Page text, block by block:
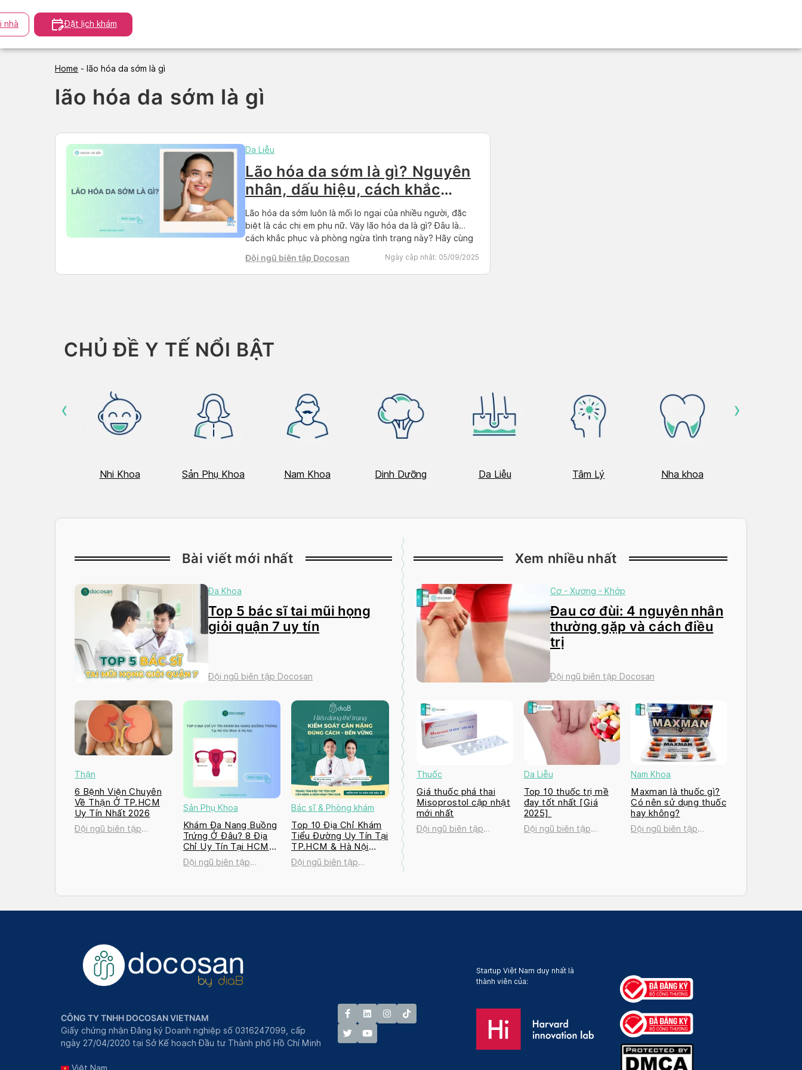
to
content
nhà Đặt lịch khám
Home - lão hóa da sớm là gì
lão hóa da sớm là gì
Da Liễu
Lão hóa da sớm là gì? Nguyên
nhân, dấu hiệu, cách khắc
phục hiệu quả
Lão hóa da sớm luôn là mối lo ngại của nhiều người, đặc
biệt là các chị em phụ nữ. Vậy lão hóa da là gì? Đâu là
cách khắc phục và phòng ngừa tình trạng này? Hãy cùng
phục hiệu quả qua […]
Đội ngũ biên tập Docosan Ngày cập nhật: 05/09/2025
CHỦ ĐỀ Y TẾ NỔI BẬT
Nhi Khoa Sản Phụ Khoa Nam Khoa Dinh Dưỡng Da Liễu Tâm Lý Nha khoa
‹ ›
Bài viết mới nhất
Đa Khoa
Top 5 bác sĩ tai mũi họng
giỏi quận 7 uy tín
Đội ngũ biên tập Docosan
Thận
6 Bệnh Viện Chuyên
Về Thận Ở TP.HCM
Uy Tín Nhất 2026
Đội ngũ biên tập
Sản Phụ Khoa
Khám Đa Nang Buồng
Trứng Ở Đâu? 8 Địa
Chỉ Uy Tín Tại HCM
và Hà Nội 2026
Đội ngũ biên tập
Bác sĩ & Phòng khám
Top 10 Địa Chỉ Khám
Tiểu Đường Uy Tín Tại
TP.HCM & Hà Nội
2026
Đội ngũ biên tập
Xem nhiều nhất
Cơ - Xương - Khớp
Đau cơ đùi: 4 nguyên nhân
thường gặp và cách điều
trị
Đội ngũ biên tập Docosan
Thuốc
Giá thuốc phá thai
Misoprostol cập nhật
mới nhất
Đội ngũ biên tập
Da Liễu
Top 10 thuốc trị mề
đay tốt nhất [Giá
2025]
Đội ngũ biên tập
Nam Khoa
Maxman là thuốc gì?
Có nên sử dụng thuốc
hay không?
Đội ngũ biên tập
CÔNG TY TNHH DOCOSAN VIETNAM
Giấy chứng nhận Đăng ký Doanh nghiệp số 0316247099, cấp
ngày 27/04/2020 tại Sở Kế hoạch Đầu tư Thành phố Hồ Chí Minh
Startup Việt Nam duy nhất là
thành viên của: